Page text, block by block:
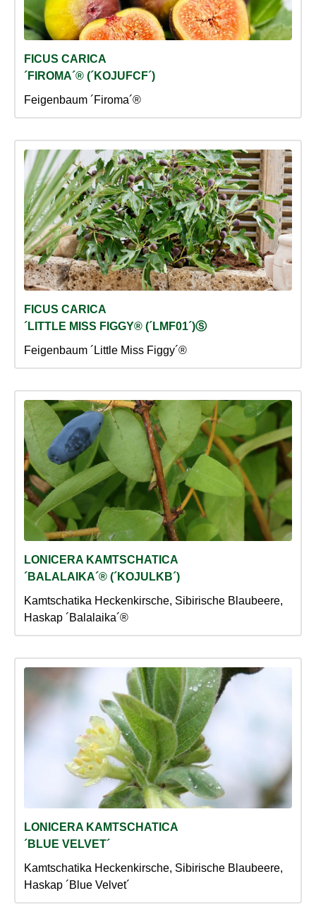
FICUS CARICA
´FIROMA´® (´KOJUFCF´)
Feigenbaum ´Firoma´®
FICUS CARICA
´LITTLE MISS FIGGY® (´LMF01´)Ⓢ
Feigenbaum ´Little Miss Figgy´®
LONICERA KAMTSCHATICA
´BALALAIKA´® (´KOJULKB´)
Kamtschatika Heckenkirsche, Sibirische Blaubeere,
Haskap ´Balalaika´®
LONICERA KAMTSCHATICA
´BLUE VELVET´
Kamtschatika Heckenkirsche, Sibirische Blaubeere,
Haskap ´Blue Velvet´